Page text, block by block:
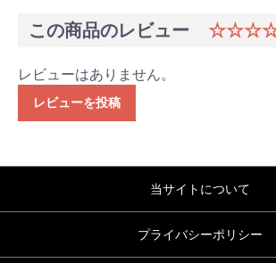
この商品のレビュー
レビューはありません。
レビューを投稿
当サイトについて
プライバシーポリシー